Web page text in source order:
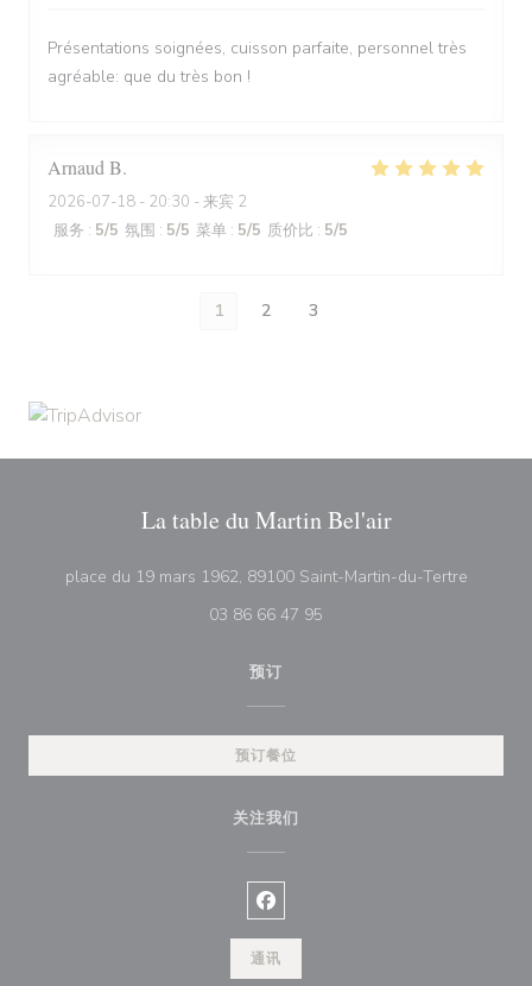
Présentations soignées, cuisson parfaite, personnel très
agréable: que du très bon !
Arnaud B
2026-07-18 - 20:30 - 来宾 2
服务 : 5/5 氛围 : 5/5 菜单 : 5/5 质价比 : 5/5
1 2 3
La table du Martin Bel'air
place du 19 mars 1962, 89100 Saint-Martin-du-Tertre((在新窗
03 86 66 47 95
预订
预订餐位
关注我们
Facebook ((在新窗口中打开))
通讯